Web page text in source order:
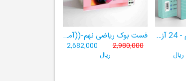
هوش آزمون ششم - 24 آزمون شبیه ساز تیزهوشان فست بوک ریاضی نهم-((آموزش سریع، آسان و کامل ریاضی پایۀ نهم))
2,980,000
2,682,000
ریال